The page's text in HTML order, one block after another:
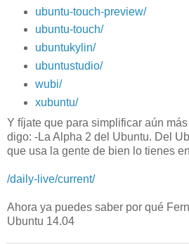
ubuntu-touch-preview/
ubuntu-touch/
ubuntukylin/
ubuntustudio/
wubi/
xubuntu/
Y fíjate que para simplificar aún
digo: -La Alpha 2 del Ubuntu. Del
que usa la gente de bien lo tienes
/daily-live/current/
Ahora ya puedes saber por qué
Ubuntu 14.04